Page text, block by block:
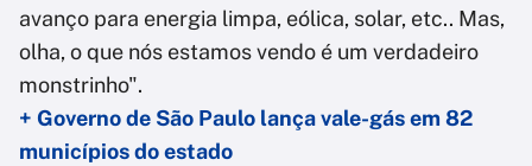
avanço para energia limpa, eólica, solar, etc.. Mas,
olha, o que nós estamos vendo é um verdadeiro
monstrinho".
+ Governo de São Paulo lança vale-gás em 82
municípios do estado